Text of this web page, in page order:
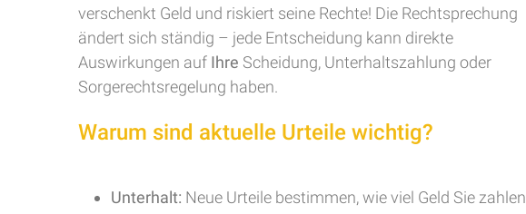
verschenkt Geld und riskiert seine Rechte! Die Rechtsprechung
ändert sich ständig – jede Entscheidung kann direkte
Auswirkungen auf Ihre Scheidung, Unterhaltszahlung oder
Sorgerechtsregelung haben.
Warum sind aktuelle Urteile wichtig?
Unterhalt: Neue Urteile bestimmen, wie viel Geld Sie zahlen